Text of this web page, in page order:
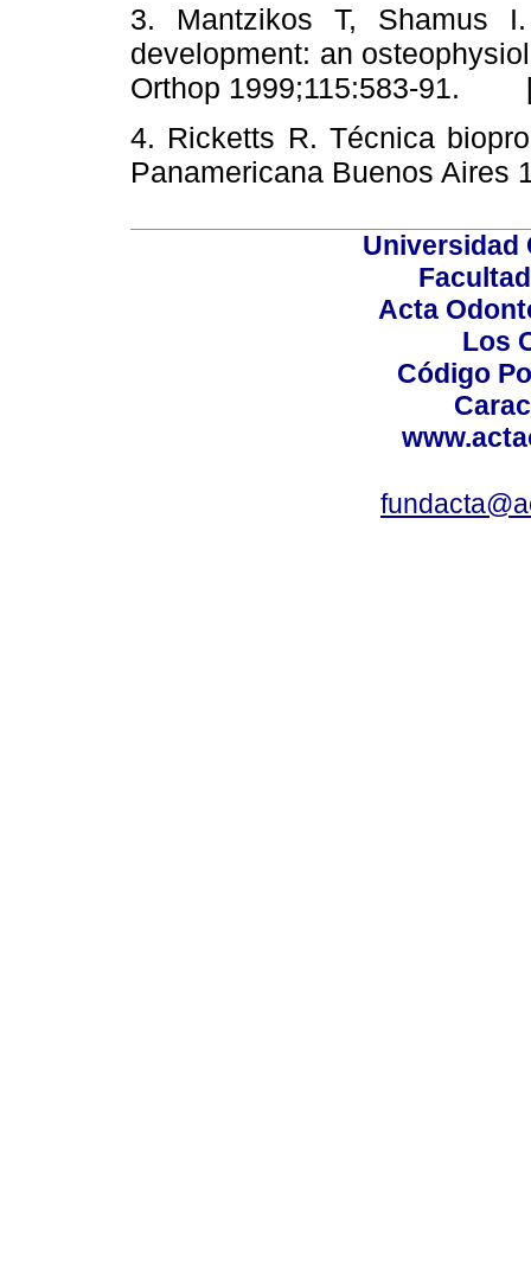
3. Mantzikos T, Shamus
development: an
Orthop 1999;115:583-91.
4. Ricketts R. Técnica
Panamericana Buenos
Universidad
Acta
Los
Código